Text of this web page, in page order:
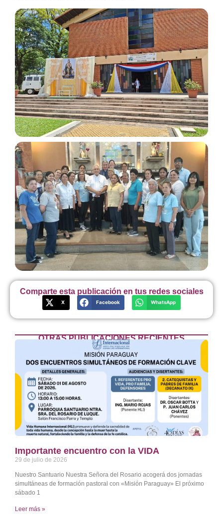
OTRAS PUBLICACIONES RECIENTES
Importante encuentro con la VIDA
29 de julio de 2026
Nuestro Santuario Nuestra Señora del Rosario acogerá dos jornadas
simultáneas de formación pastoral con «Misión Paraguay» El próximo
sábado 1
Leer más »
Comparte esta publicación en tus redes sociales
X Facebook WhatsApp